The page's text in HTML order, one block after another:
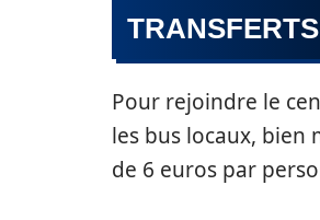
Pour rejoindre le
les bus locaux, bien
de 6 euros par